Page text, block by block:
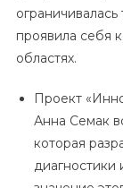
проявила себя
областях.
Проект
Анна Семак
которая
диагностики